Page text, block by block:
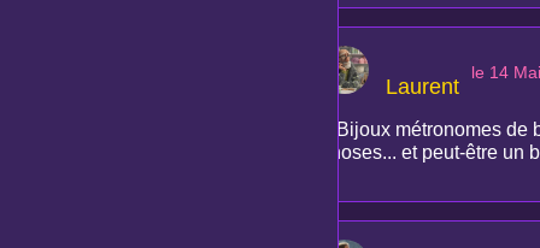
Laurent
le 14
« Bijoux métronomes
choses... et peut-être un